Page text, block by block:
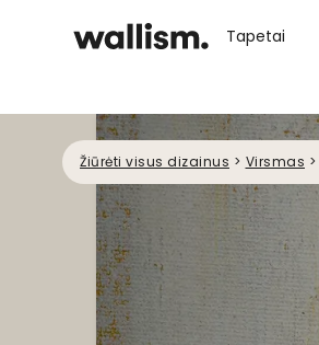
Tapetai
Žiūrėti visus dizainus > Virsmas >